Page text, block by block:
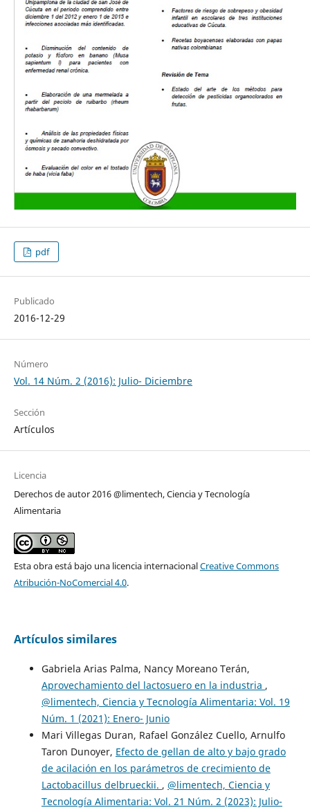
pdf
Publicado
2016-12-29
Número
Vol. 14 Núm. 2 (2016): Julio- Diciembre
Sección
Artículos
Licencia
Derechos de autor 2016 @limentech, Ciencia y Tecnología
Alimentaria
Esta obra está bajo una licencia internacionalCreative Commons
Atribución-NoComercial 4.0.
Artículos similares
Gabriela Arias Palma, Nancy Moreano Terán,
Aprovechamiento del lactosuero en la industria ,
@limentech, Ciencia y Tecnología Alimentaria: Vol. 19
Núm. 1 (2021): Enero- Junio
Mari Villegas Duran, Rafael González Cuello, Arnulfo
Taron Dunoyer, Efecto de gellan de alto y bajo grado
de acilación en los parámetros de crecimiento de
Lactobacillus delbrueckii. , @limentech, Ciencia y
Tecnología Alimentaria: Vol. 21 Núm. 2 (2023): Julio-